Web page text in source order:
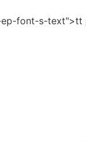
font-s-text">tt